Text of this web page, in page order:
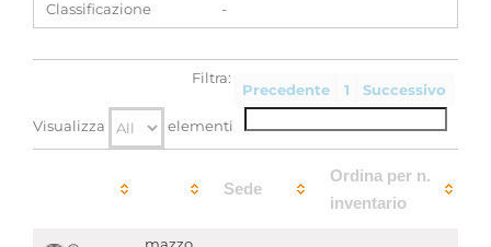
Classificazione
-
Precedente 1 Successivo
Visualizza elementi
Filtra:
Sede
Ordina per n.
inventario